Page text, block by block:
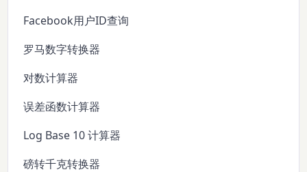
Facebook用户ID查询
罗马数字转换器
对数计算器
误差函数计算器
Log Base 10 计算器
磅转千克转换器